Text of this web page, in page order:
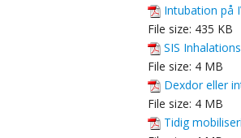
Intubation på
File size: 435 KB
SIS
File size: 4 MB
Dexdor eller
File size: 4 MB
Tidig